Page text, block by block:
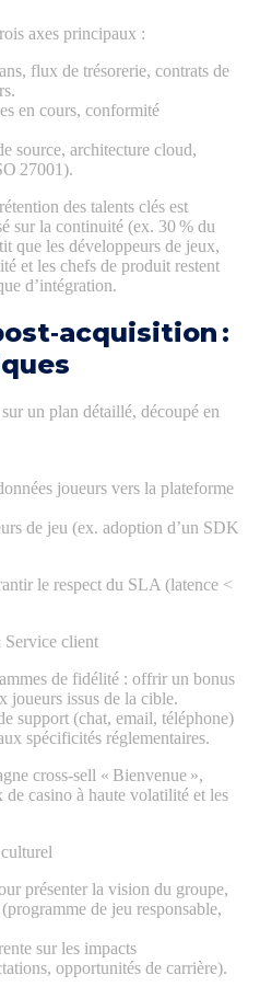
axes principaux :
flux de trésorerie, contrats de
en cours, conformité
source, architecture cloud,
27001).
des talents clés est
sur la continuité (ex. 30 % du
que les développeurs de jeux,
et les chefs de produit restent
d’intégration.
:
un plan détaillé, découpé en
joueurs vers la plateforme
de jeu (ex. adoption d’un SDK
le respect du SLA (latence <
client
de fidélité : offrir un bonus
joueurs issus de la cible.
support (chat, email, téléphone)
spécificités réglementaires.
cross‑sell « Bienvenue »,
de casino à haute volatilité et les
présenter la vision du groupe,
de jeu responsable,
sur les impacts
opportunités de carrière).